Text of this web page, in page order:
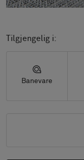
Tilgjengelig i:
Banevare